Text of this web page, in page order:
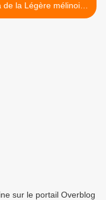
de la Légère mélinoise
>
sur le portail Overblog